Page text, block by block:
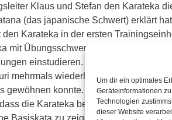
Um dir ein optimales
Geräteinformationen
Technologien
dieser Website
Klaus und Stefan den Karateka
(das japanische Schwert) erklärt
den Karateka in der ersten
mit Übungsschwertern aus Holz,
einstudieren. Die Grundbewegung
mehrmals wiederholt, so dass der
gewöhnen konnte. Diese Sequenzen
die Karateka bereits nach der
Basiskata zu zeigen.